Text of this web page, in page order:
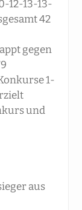
12-13-13-
42
gegen
1-
und
aus